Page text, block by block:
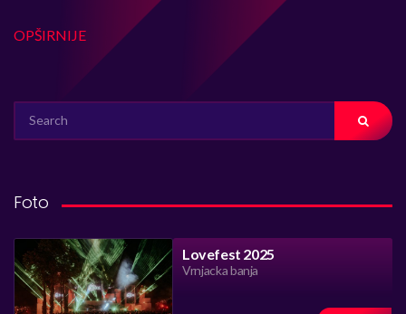
OPŠIRNIJE
FOR:
Foto
Lovefest 2025
Vrnjacka banja